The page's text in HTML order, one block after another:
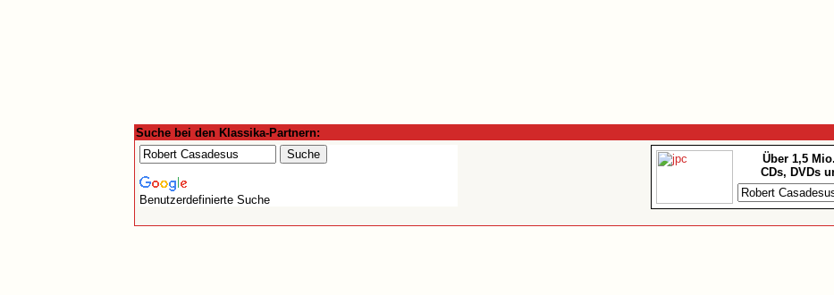
Suche bei den Klassika-Partnern:
Benutzerdefinierte Suche
Über 1,5
CDs, DVDs